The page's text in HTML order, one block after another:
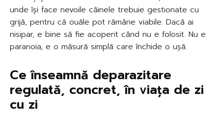
unde își face nevoile câinele trebuie gestionate cu
grijă, pentru că ouăle pot rămâne viabile. Dacă ai
nisipar, e bine să fie acoperit când nu e folosit. Nu e
paranoia, e o măsură simplă care închide o ușă.
Ce înseamnă deparazitare
regulată, concret, în viața de zi
cu zi